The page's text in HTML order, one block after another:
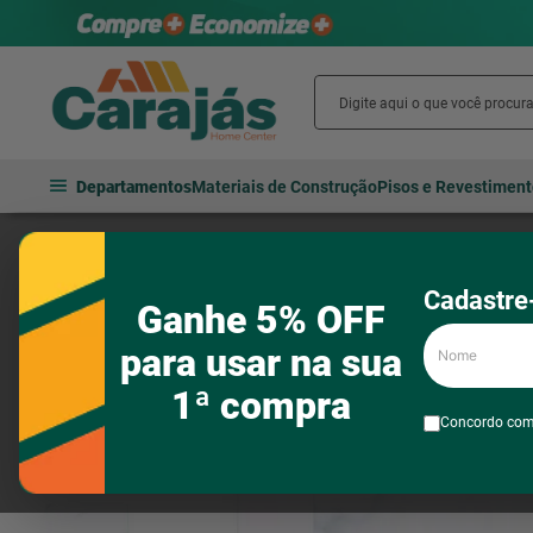
DepartamentosMateriais de ConstruçãoPisos e
Ganhe 5% OFF
para usar na sua
1ª compra
Nome
Concordo
Pisos e revestimentos